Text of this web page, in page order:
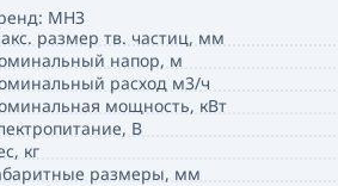
МНЗ
размер тв. частиц, мм
напор, м
расход м3/ч
мощность, кВт
В
кг
размеры, мм